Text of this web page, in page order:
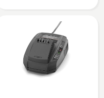
Produktbewertung